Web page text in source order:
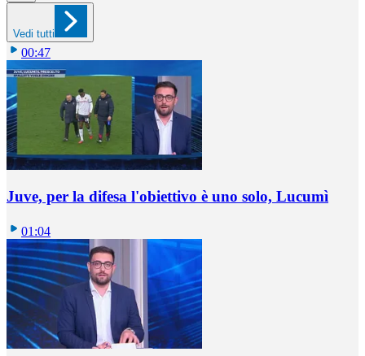
Vedi tutti
00:47
Juve, per la difesa l'obiettivo è uno solo, Lucumì
01:04